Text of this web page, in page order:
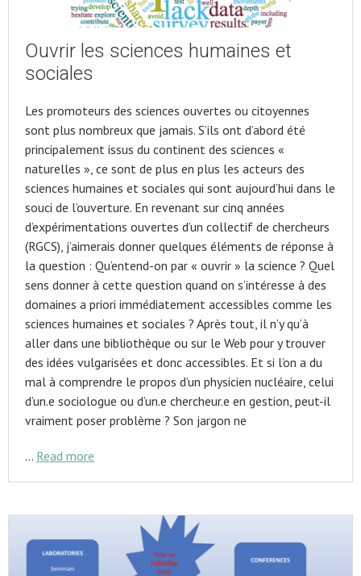
Ouvrir les sciences humaines et
sociales
Les promoteurs des sciences ouvertes ou citoyennes
sont plus nombreux que jamais. S’ils ont d’abord été
principalement issus du continent des sciences «
naturelles », ce sont de plus en plus les acteurs des
sciences humaines et sociales qui sont aujourd’hui dans le
souci de l’ouverture. En revenant sur cinq années
d’expérimentations ouvertes d’un collectif de chercheurs
(RGCS), j’aimerais donner quelques éléments de réponse à
la question : Qu’entend-on par « ouvrir » la science ? Quel
sens donner à cette question quand on s’intéresse à des
domaines a priori immédiatement accessibles comme les
sciences humaines et sociales ? Après tout, il n’y qu’à
aller dans une bibliothèque ou sur le Web pour y trouver
des idées vulgarisées et donc accessibles. Et si l’on a du
mal à comprendre le propos d’un physicien nucléaire, celui
d’un.e sociologue ou d’un.e chercheur.e en gestion, peut-il
vraiment poser problème ? Son jargon ne
… Read more